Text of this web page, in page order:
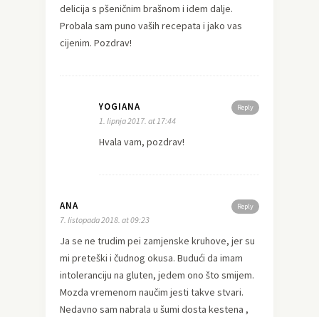
delicija s pšeničnim brašnom i idem dalje.
Probala sam puno vaših recepata i jako vas
cijenim. Pozdrav!
Reply
YOGIANA
1. lipnja 2017. at 17:44
Hvala vam, pozdrav!
Reply
ANA
7. listopada 2018. at 09:23
Ja se ne trudim pei zamjenske kruhove, jer su
mi preteški i čudnog okusa. Budući da imam
intoleranciju na gluten, jedem ono što smijem.
Mozda vremenom naučim jesti takve stvari.
Nedavno sam nabrala u šumi dosta kestena ,